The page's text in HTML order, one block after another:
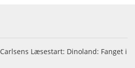
Carlsens Læsestart: Dinoland: Fanget i